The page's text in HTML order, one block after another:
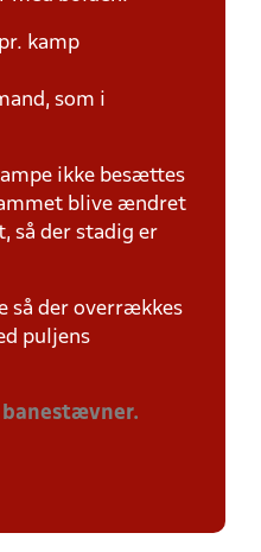
kamp
som i
ikke besættes
blive ændret
så der stadig er
så der overrækkes
puljens